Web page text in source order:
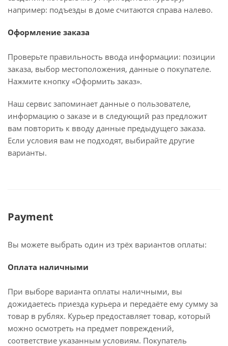
например: подъезды в доме считаются справа налево.
Оформление заказа
Проверьте правильность ввода информации: позиции
заказа, выбор местоположения, данные о покупателе.
Нажмите кнопку «Оформить заказ».
Наш сервис запоминает данные о пользователе,
информацию о заказе и в следующий раз предложит
вам повторить к вводу данные предыдущего заказа.
Если условия вам не подходят, выбирайте другие
варианты.
Payment
Вы можете выбрать один из трёх вариантов оплаты:
Оплата наличными
При выборе варианта оплаты наличными, вы
дожидаетесь приезда курьера и передаёте ему сумму за
товар в рублях. Курьер предоставляет товар, который
можно осмотреть на предмет повреждений,
соответствие указанным условиям. Покупатель